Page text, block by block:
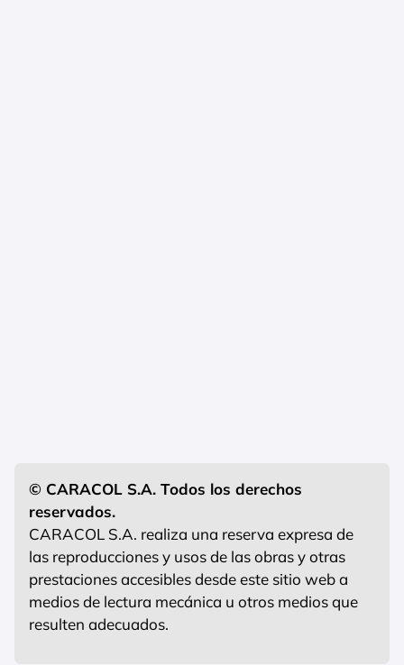
© CARACOL S.A. Todos los derechos
reservados.
CARACOL S.A. realiza una reserva expresa de
las reproducciones y usos de las obras y otras
prestaciones accesibles desde este sitio web a
medios de lectura mecánica u otros medios que
resulten adecuados.